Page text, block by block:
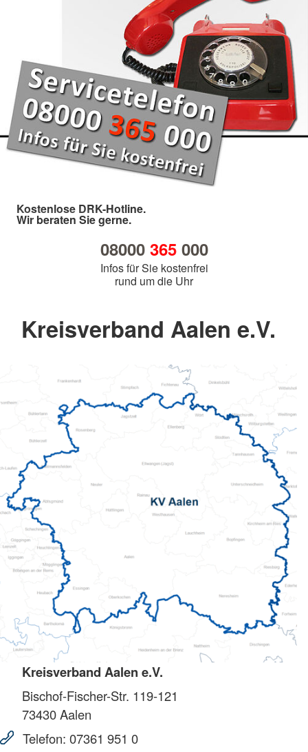
Kostenlose DRK-Hotline.
Wir beraten Sie gerne.
08000 365000
Infos für Sie kostenfrei
rund um die Uhr
Kreisverband Aalen e.V.
Kreisverband Aalen e.V.
Bischof-Fischer-Str. 119-121
73430Aalen
Telefon: 07361 951 0